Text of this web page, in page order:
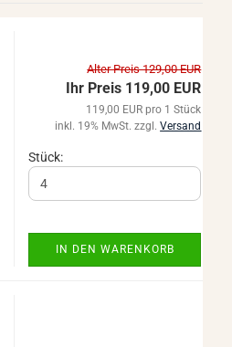
Alter Preis 129,00 EUR
Ihr Preis 119,00 EUR
119,00 EUR pro 1 Stück
inkl. 19% MwSt. zzgl.Versand
Stück:
IN DEN WARENKORB